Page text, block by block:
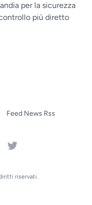
per la sicurezza
più diretto
Feed News Rss
Twitter
riservati.